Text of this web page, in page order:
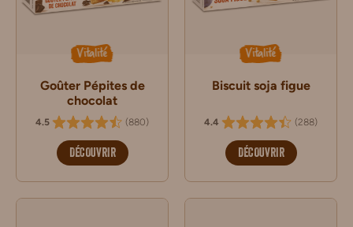
Vitalité
Goûter Pépites de
chocolat
4.5 (880)
DÉCOUVRIR
Vitalité
Biscuit soja figue
4.4 (288)
DÉCOUVRIR